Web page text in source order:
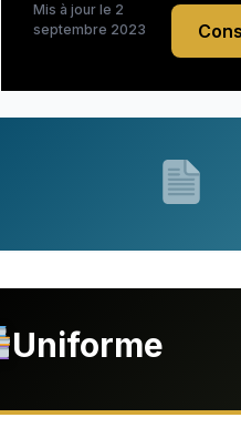
Mis à jour le 2
septembre 2023
Uniforme